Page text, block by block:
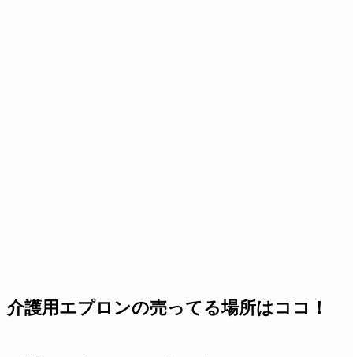
介護用エプロンの売ってる場所はココ！